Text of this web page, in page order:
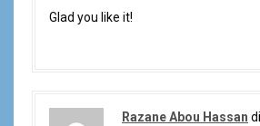
Glad you like it!
Razane Abou Hassan